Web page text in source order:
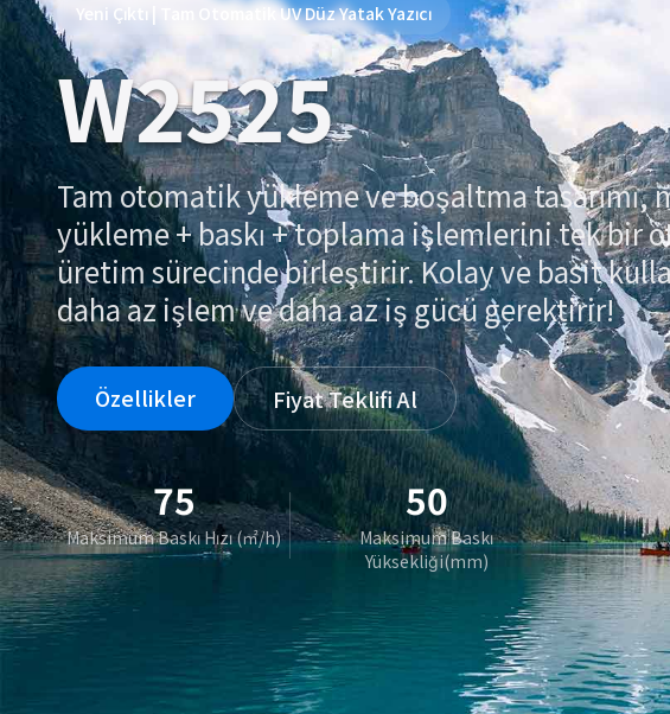
Yeni Çıktı | Tam Otomatik UV Düz Yatak Yazıcı
W2525
Tam otomatik yükleme ve boşaltma tasarımı,
yükleme + baskı + toplama işlemlerini tek bir
üretim sürecinde birleştirir. Kolay ve basit
daha az işlem ve daha az iş gücü gerektirir!
Özellikler Fiyat Teklifi Al
75
Maksimum Baskı Hızı (㎡/h)
50
Maksimum Baskı
Yüksekliği(mm)